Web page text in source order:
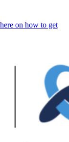
on how to get